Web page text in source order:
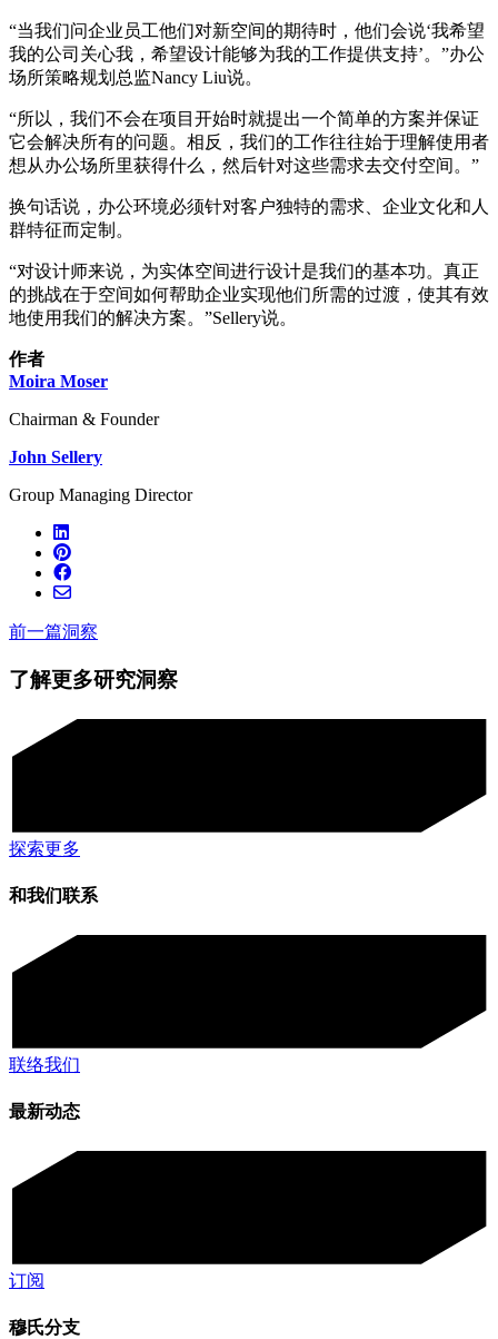
“当我们问企业员工他们对新空间的期待时，他们会说‘我希望
我的公司关心我，希望设计能够为我的工作提供支持’。”办公
场所策略规划总监Nancy Liu说。
“所以，我们不会在项目开始时就提出一个简单的方案并保证
它会解决所有的问题。相反，我们的工作往往始于理解使用者
想从办公场所里获得什么，然后针对这些需求去交付空间。”
换句话说，办公环境必须针对客户独特的需求、企业文化和人
群特征而定制。
“对设计师来说，为实体空间进行设计是我们的基本功。真正
的挑战在于空间如何帮助企业实现他们所需的过渡，使其有效
地使用我们的解决方案。”Sellery说。
作者
Moira Moser
Chairman & Founder
John Sellery
Group Managing Director
前一篇洞察
了解更多研究洞察
探索更多
和我们联系
联络我们
最新动态
订阅
穆氏分支